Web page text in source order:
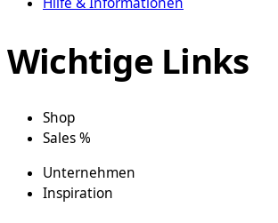
Wichtige Links
Shop
Sales %
Unternehmen
Inspiration